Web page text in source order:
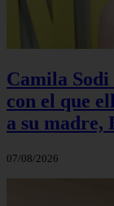
Camila
con el que
a su madre,
07/08/2026